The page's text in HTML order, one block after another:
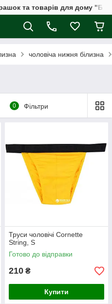
та товарів для дому
чоловіча нижня білизна
0 Фільтри
Труси чоловічі Cornette
String, S
Готово до відправки
210 ₴
Купити